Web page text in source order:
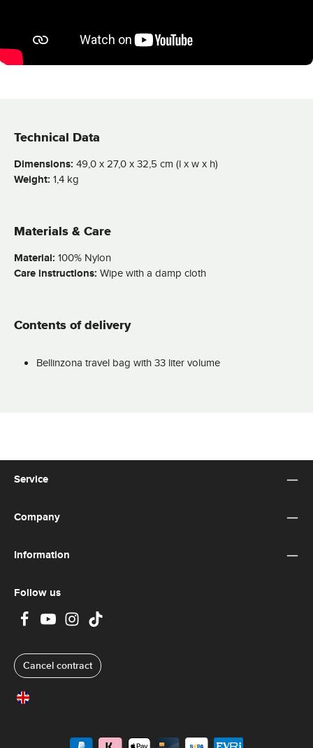
Technical Data
Dimensions: 49,0 x 27,0 x 32,5 cm (l x w x h)
Weight: 1,4 kg
Materials & Care
Material: 100% Nylon
Care instructions: Wipe with a damp cloth
Contents of delivery
Bellinzona travel bag with 33 liter volume
Service
Company
Information
Follow us
Cancel contract